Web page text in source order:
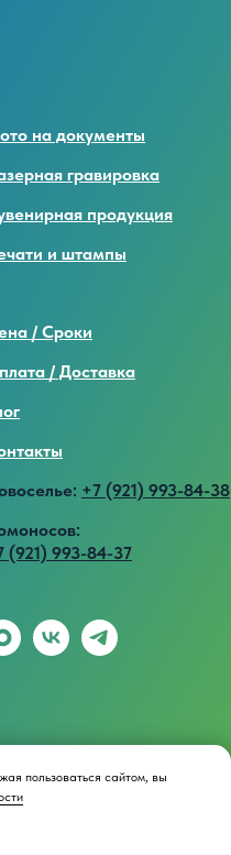
на документы
гравировка
продукция
и штампы
/ Сроки
/ Доставка
+7 (921) 993-84-38
(921) 993-84-37
пользоваться сайтом, вы